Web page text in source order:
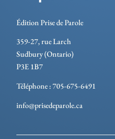
Édition Prise de Parole
359-27, rue Larch
Sudbury (Ontario)
P3E 1B7
Téléphone : 705-675-6491
info@prisedeparole.ca